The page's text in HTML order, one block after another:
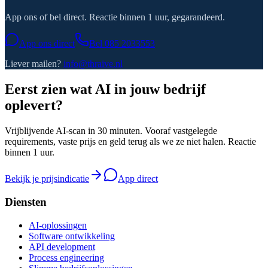
App ons of bel direct. Reactie binnen 1 uur, gegarandeerd.
App ons direct Bel 085 2033553
Liever mailen? info@thraive.nl
Eerst zien wat AI in jouw bedrijf
oplevert?
Vrijblijvende AI-scan in 30 minuten. Vooraf vastgelegde
requirements, vaste prijs en geld terug als we ze niet halen. Reactie
binnen 1 uur.
Bekijk je prijsindicatie App direct
Diensten
AI-oplossingen
Software ontwikkeling
API development
Process engineering